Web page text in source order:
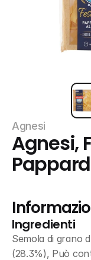
Agnesi
Agnesi,
Ingredienti
Semola di grano
(28.3%), Può